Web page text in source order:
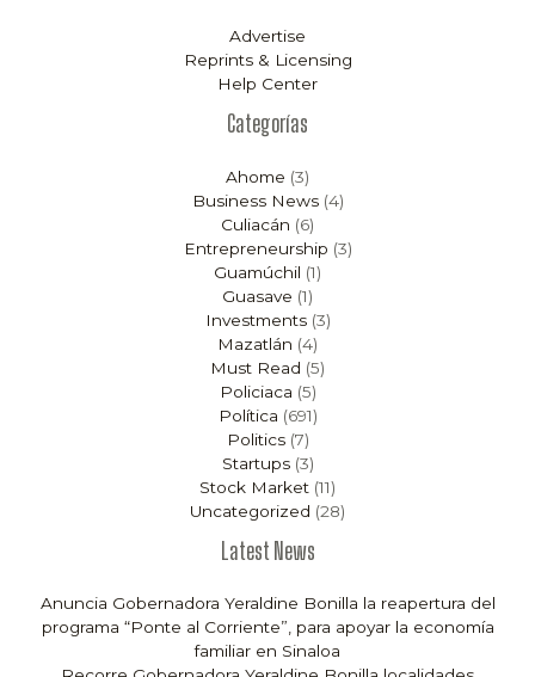
Advertise
Reprints & Licensing
Help Center
Categorías
Ahome (3)
Business News(4)
Culiacán (6)
Entrepreneurship (3)
Guamúchil (1)
Guasave (1)
Investments(3)
Mazatlán (4)
Must Read (5)
Policiaca (5)
Política (691)
Politics(7)
Startups(3)
Stock Market (11)
Uncategorized (28)
Latest News
Anuncia Gobernadora Yeraldine Bonilla la reapertura del
programa “Ponte al Corriente”, para apoyar la economía
familiar en Sinaloa